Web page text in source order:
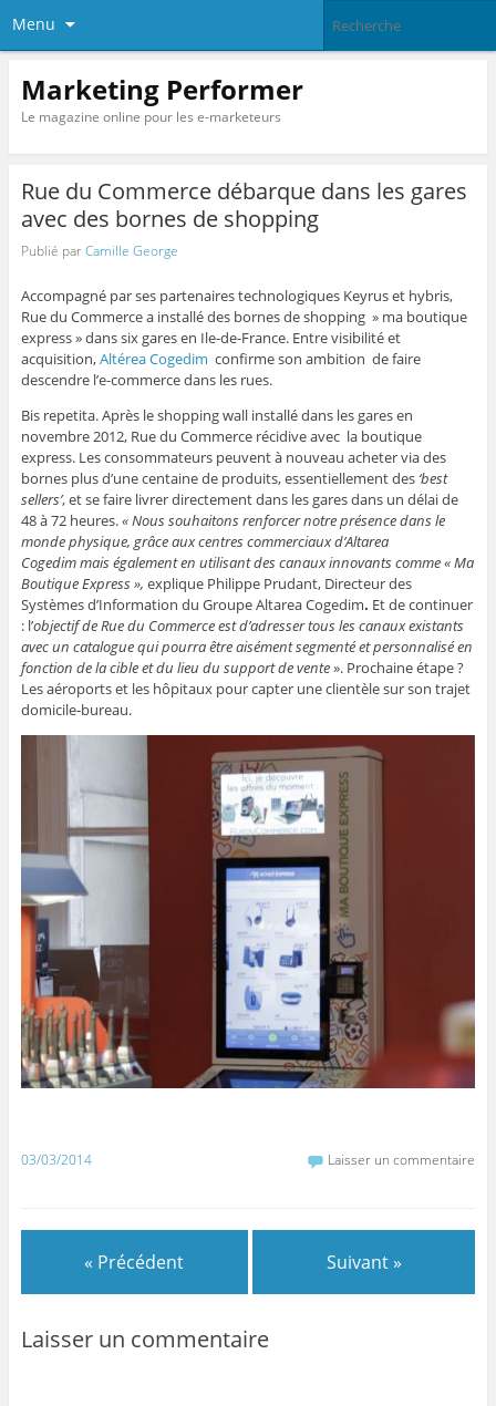
Menu
Marketing Performer
Le magazine online pour les e-marketeurs
Rue du Commerce débarque dans les gares
avec des bornes de shopping
Publié parCamille George
Accompagné par ses partenaires technologiques Keyrus et hybris,
Rue du Commerce a installé des bornes de shopping » ma boutique
express » dans six gares en Ile-de-France. Entre visibilité et
acquisition,Altérea Cogedim confirme son ambition de faire
descendre l’e-commerce dans les rues.
Bis repetita. Après le shopping wall installé dans les gares en
novembre 2012, Rue du Commerce récidive avec la boutique
express. Les consommateurs peuvent à nouveau acheter via des
bornes plus d’une centaine de produits, essentiellement des ‘best
sellers’, et se faire livrer directement dans les gares dans un délai de
48 à 72 heures.« Nous souhaitons renforcer notre présence dans le
monde physique, grâce aux centres commerciaux d’Altarea
Cogedimmais également en utilisant des canaux innovants comme « Ma
Boutique Express », explique Philippe Prudant, Directeur des
Systèmes d’Information du Groupe Altarea Cogedim. Et de continuer
: l’objectif de Rue du Commerce est d’adresser tous les canaux existants
avec un catalogue qui pourra être aisément segmenté et personnalisé en
fonction de la cible et du lieu du support de vente». Prochaine étape ?
Lesaéroports et les hôpitaux pour capter une clientèle sur son trajet
domicile-bureau.
03/03/2014 Laisser un commentaire
« Précédent Suivant »
Laisser un commentaire